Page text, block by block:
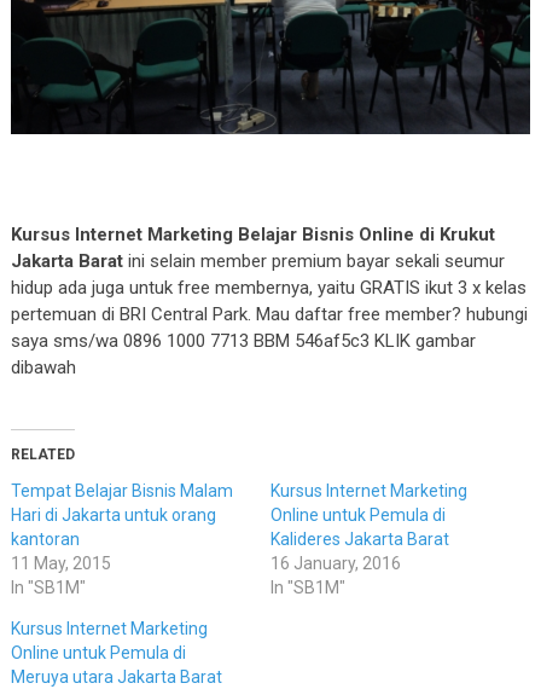
Kursus Internet Marketing Belajar Bisnis Online di Krukut
Jakarta Baratini selain member premium bayar sekali seumur
hidup ada juga untuk free membernya, yaitu GRATIS ikut 3 x kelas
pertemuan di BRI Central Park. Mau daftar free member? hubungi
saya sms/wa 0896 1000 7713 BBM 546af5c3 KLIK gambar
dibawah
RELATED
Tempat Belajar Bisnis Malam
Hari di Jakarta untuk orang
kantoran
11 May, 2015
In "SB1M"
Kursus Internet Marketing
Online untuk Pemula di
Kalideres Jakarta Barat
16 January, 2016
In "SB1M"
Kursus Internet Marketing
Online untuk Pemula di
Meruya utara Jakarta Barat